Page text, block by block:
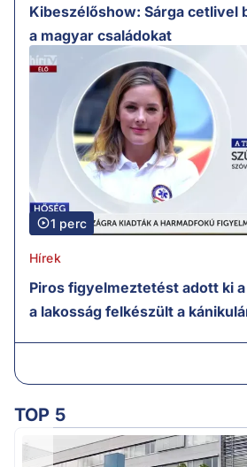
Kibeszélőshow: Sárga cetlivel
a magyar családokat
1 perc
Hírek
Piros figyelmeztetést adott ki
a lakosság felkészült a
TOP 5